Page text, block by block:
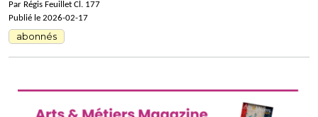
Par Régis Feuillet Cl. 177
Publié le 2026-02-17
abonnés